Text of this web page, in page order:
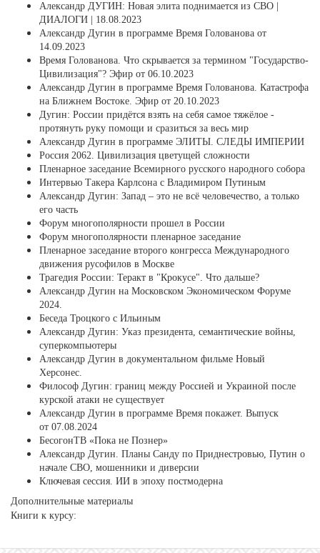
Александр ДУГИН: Новая элита поднимается из СВО |
ДИАЛОГИ | 18.08.2023
Александр Дугин в программе Время Голованова от
14.09.2023
Время Голованова. Что скрывается за термином "Государство-
Цивилизация"? Эфир от 06.10.2023
Александр Дугин в программе Время Голованова. Катастрофа
на Ближнем Востоке. Эфир от 20.10.2023
Дугин: России придётся взять на себя самое тяжёлое -
протянуть руку помощи и сразиться за весь мир
Александр Дугин в программе ЭЛИТЫ. СЛЕДЫ ИМПЕРИИ
Россия 2062. Цивилизация цветущей сложности
Пленарное заседание Всемирного русского народного собора
Интервью Такера Карлсона с Владимиром Путиным
Александр Дугин: Запад – это не всё человечество, а только
его часть
Форум многополярности прошел в России
Форум многополярности пленарное заседание
Пленарное заседание второго конгресса Международного
движения русофилов в Москве
Трагедия России: Теракт в "Крокусе". Что дальше?
Александр Дугин на Московском Экономическом Форуме
2024.
Беседа Троцкого с Ильиным
Александр Дугин: Указ президента, семантические войны,
суперкомпьютеры
Александр Дугин в документальном фильме Новый
Херсонес.
Философ Дугин: границ между Россией и Украиной после
курской атаки не существует
Александр Дугин в программе Время покажет. Выпуск
от 07.08.2024
БесогонТВ «Пока не Познер»
Александр Дугин. Планы Санду по Приднестровью, Путин о
начале СВО, мошенники и диверсии
Ключевая сессия. ИИ в эпоху постмодерна
Дополнительные материалы
Книги к курсу: